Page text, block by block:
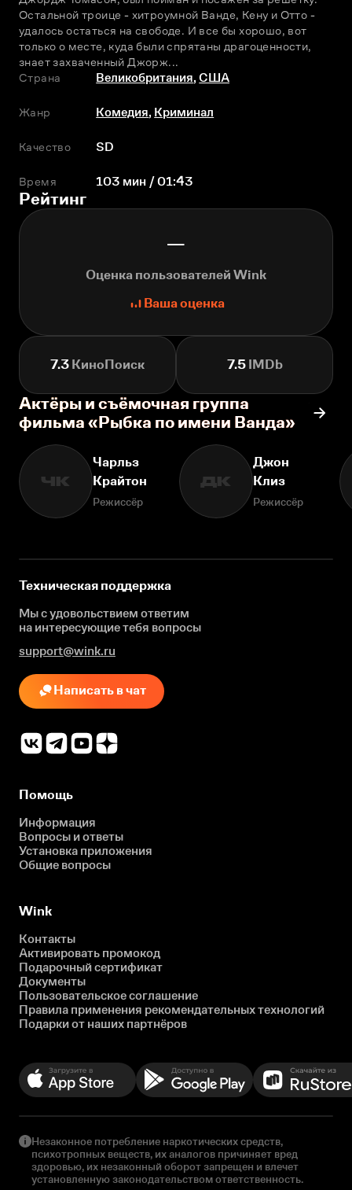
Остальной троице - хитроумной Ванде, Кену и Отто -
удалось остаться на свободе. И все бы хорошо, вот
только о месте, куда были спрятаны драгоценности,
знает захваченный Джорж...
Страна
Великобритания,США
Жанр Комедия, Криминал
Качество SD
Время 103 мин / 01:43
Рейтинг
—
Оценка пользователей Wink
Ваша оценка
7.3 КиноПоиск 7.5IMDb
Актёры и съёмочная группа
фильма «Рыбка по имени Ванда»
ЧК
Чарльз
Крайтон
Режиссёр
ДК
Джон
Клиз
Режиссёр
Техническая поддержка
Мы с удовольствием ответим
на интересующиетебя вопросы
support@wink.ru
Написать в чат
Помощь
Информация
Вопросы и ответы
Установка приложения
Общие вопросы
Wink
Контакты
Активировать промокод
Подарочный сертификат
Документы
Пользовательское соглашение
Правила применения рекомендательных технологий
Подарки от наших партнёров
Незаконное потребление наркотических средств,
психотропных веществ, их аналогов причиняет вред
здоровью, их незаконный оборот запрещен и влечет
установленную законодательством ответственность.